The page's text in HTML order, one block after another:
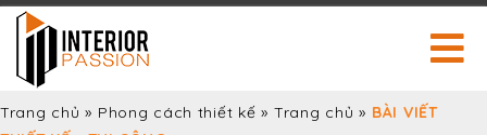
Trang chủ » Phong cách thiết kế » Trang chủ » BÀI VIẾT